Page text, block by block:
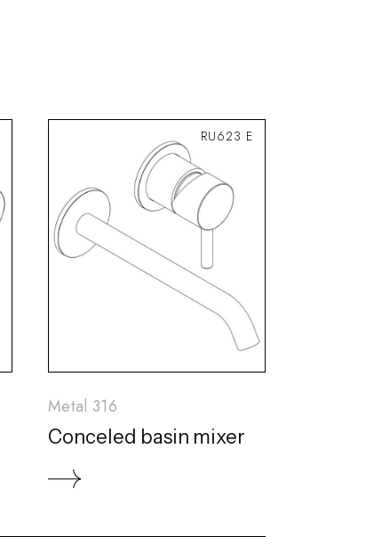
RU623 E
Metal 316
Conceled basin mixer